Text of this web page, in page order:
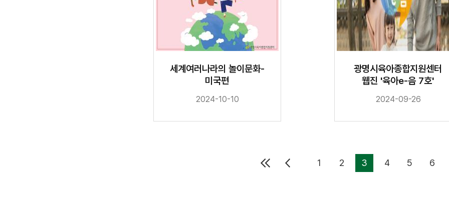
세계여러나라의 놀이문화-
미국편
2024-10-10
광명시육아종합지원센터
웹진 '육아e-음 7호'
2024-09-26
1 2 3 4 5 6